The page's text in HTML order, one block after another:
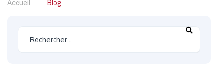
Accueil Blog